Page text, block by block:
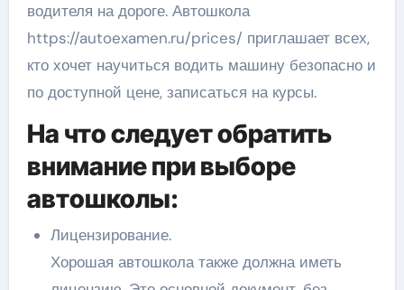
водителя на дороге. Автошкола
https://autoexamen.ru/prices/ приглашает всех,
кто хочет научиться водить машину безопасно и
по доступной цене, записаться на курсы.
На что следует обратить
внимание при выборе
автошколы:
Лицензирование.
Хорошая автошкола также должна иметь